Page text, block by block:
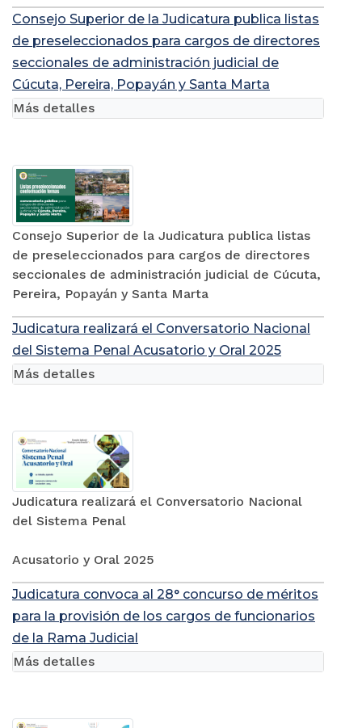
Consejo Superior de la Judicatura publica listas
de preseleccionados para cargos de directores
seccionales de administración judicial de
Cúcuta, Pereira, Popayán y Santa Marta
Consejo Superior de la Judicatura publica listas
de preseleccionados para cargos de directores
seccionales de administración judicial de Cúcuta,
Pereira, Popayán y Santa Marta
Más detalles
Judicatura realizará el Conversatorio Nacional
del Sistema Penal Acusatorio y Oral 2025
Judicatura realizará el Conversatorio Nacional
del Sistema Penal
Acusatorio y Oral 2025
Más detalles
Judicatura convoca al 28° concurso de méritos
para la provisión de los cargos de funcionarios
de la Rama Judicial
Más detalles